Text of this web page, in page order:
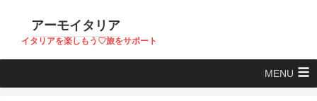
アーモイタリア
イタリアを楽しもう♡旅をサポート
MENU